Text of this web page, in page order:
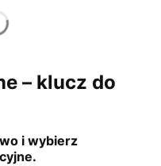
– klucz do
i wybierz